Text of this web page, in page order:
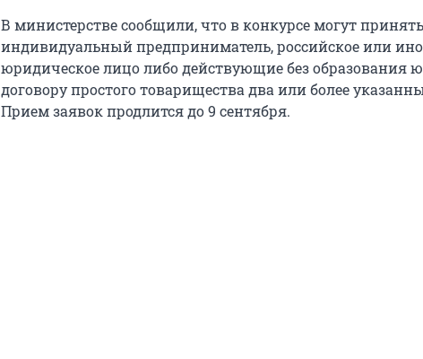
В министерстве сообщили, что в конкурсе могут
индивидуальный предприниматель, российское или
юридическое лицо либо действующие без образования
договору простого товарищества два или более
Прием заявок продлится до 9 сентября.